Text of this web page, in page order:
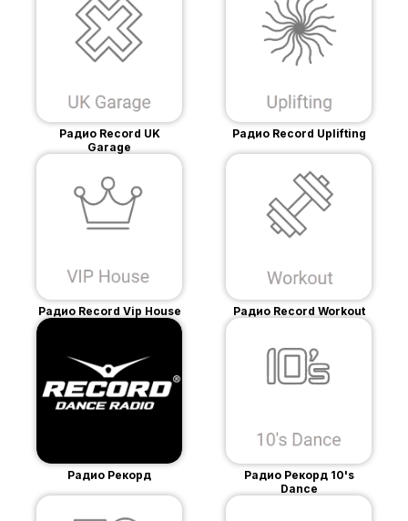
Радио Record UK
Garage
Радио Record Uplifting
Радио Record Vip House Радио Record Workout
Радио Рекорд
Радио Рекорд 10's
Dance